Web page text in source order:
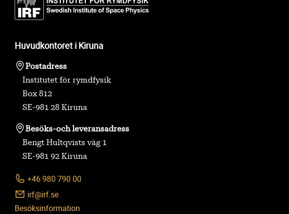
Huvudkontoret i Kiruna
Postadress
Institutet för rymdfysik
Box 812
SE-981 28 Kiruna
Besöks-och leveransadress
Bengt Hultqvists väg 1
SE-981 92 Kiruna
+46 980 790 00
irf@irf.se
Besöksinformation